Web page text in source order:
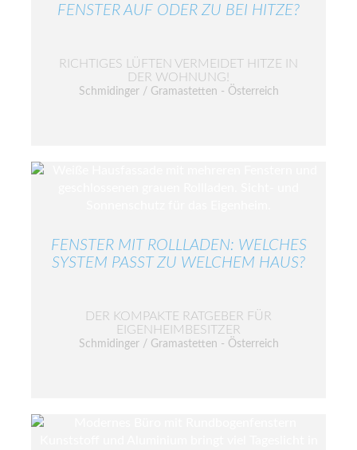
FENSTER AUF ODER ZU BEI HITZE?
RICHTIGES LÜFTEN VERMEIDET HITZE IN
DER WOHNUNG!
Schmidinger / Gramastetten - Österreich
FENSTER MIT ROLLLADEN: WELCHES
SYSTEM PASST ZU WELCHEM HAUS?
DER KOMPAKTE RATGEBER FÜR
EIGENHEIMBESITZER
Schmidinger / Gramastetten - Österreich